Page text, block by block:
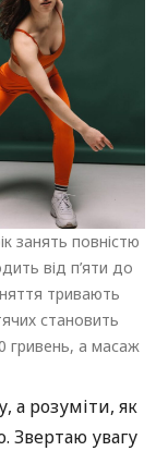
занять повністю
від п’яти до
тривають
становить
гривень, а масаж
а розуміти, як
Звертаю увагу